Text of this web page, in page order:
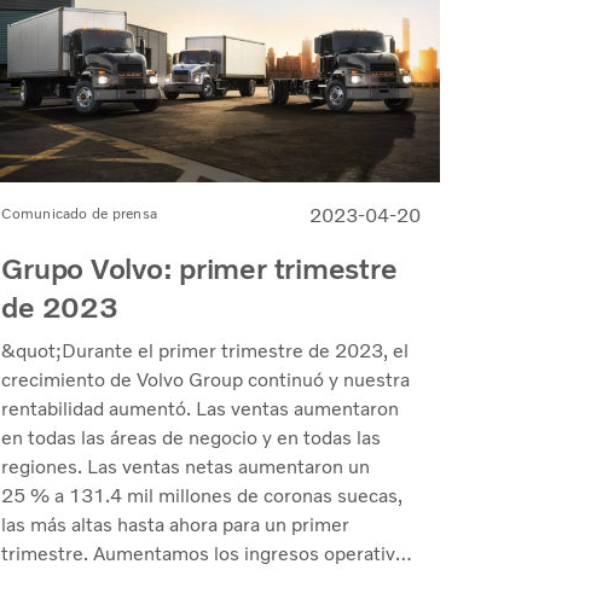
Comunicado de prensa 2023-04-20
Grupo Volvo: primer trimestre
de 2023
&quot;Durante el primer trimestre de 2023, el
crecimiento de Volvo Group continuó y nuestra
rentabilidad aumentó. Las ventas aumentaron
en todas las áreas de negocio y en todas las
regiones. Las ventas netas aumentaron un
25 % a 131.4 mil millones de coronas suecas,
las más altas hasta ahora para un primer
trimestre. Aumentamos los ingresos operativos